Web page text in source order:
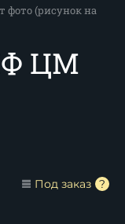
фото (рисунок на
ЦМ
Под заказ